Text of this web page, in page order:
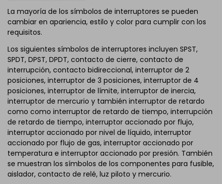
La mayoría de los símbolos de interruptores se pueden
cambiar en apariencia, estilo y color para cumplir con los
requisitos.
Los siguientes símbolos de interruptores incluyen SPST,
SPDT, DPST, DPDT, contacto de cierre, contacto de
interrupción, contacto bidireccional, interruptor de 2
posiciones, interruptor de 3 posiciones, interruptor de 4
posiciones, interruptor de límite, interruptor de inercia,
interruptor de mercurio y también interruptor de retardo
como como interruptor de retardo de tiempo, interrupción
de retardo de tiempo, interruptor accionado por flujo,
interruptor accionado por nivel de líquido, interruptor
accionado por flujo de gas, interruptor accionado por
temperatura e interruptor accionado por presión. También
se muestran los símbolos de los componentes para fusible,
aislador, contacto de relé, luz piloto y mercurio.